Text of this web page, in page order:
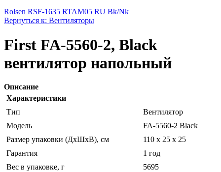
Rolsen RSF-1635 RTAM05 RU Bk/Nk
Вернуться к: Вентиляторы
First FA-5560-2, Black
вентилятор напольный
Описание
Характеристики
Тип
Вентилятор
Модель
FA-5560-2 Black
Размер упаковки (ДхШхВ), см
110 x 25 x 25
Гарантия
1 год
Вес в упаковке, г
5695